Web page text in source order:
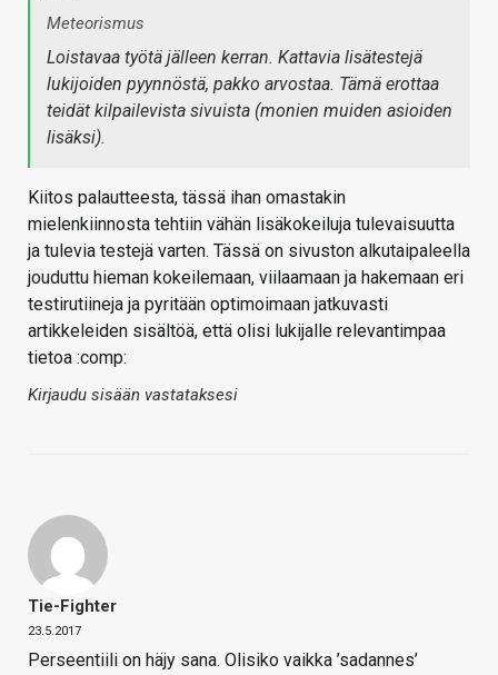
Meteorismus
Loistavaa työtä jälleen kerran. Kattavia lisätestejä
lukijoiden pyynnöstä, pakko arvostaa. Tämä erottaa
teidät kilpailevista sivuista (monien muiden asioiden
lisäksi).
Kiitos palautteesta, tässä ihan omastakin
mielenkiinnosta tehtiin vähän lisäkokeiluja tulevaisuutta
ja tulevia testejä varten. Tässä on sivuston alkutaipaleella
jouduttu hieman kokeilemaan, viilaamaan ja hakemaan eri
testirutiineja ja pyritään optimoimaan jatkuvasti
artikkeleiden sisältöä, että olisi lukijalle relevantimpaa
tietoa :comp:
Kirjaudu sisään vastataksesi
Tie-Fighter
23.5.2017
Perseentiili on häjy sana. Olisiko vaikka ’sadannes’